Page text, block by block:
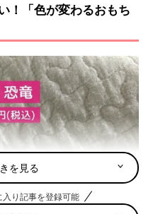
！「色が変わるおもち
を見る
り記事を登録可能